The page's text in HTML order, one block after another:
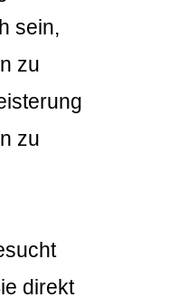
sein,
zu
zu
direkt